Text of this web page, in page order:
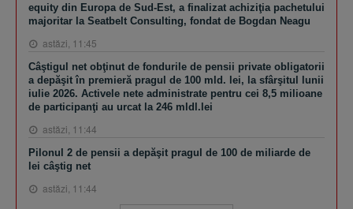
equity din Europa de Sud-Est, a finalizat achiziţia pachetului
majoritar la Seatbelt Consulting, fondat de Bogdan Neagu
astăzi, 11:45
Câştigul net obţinut de fondurile de pensii private obligatorii
a depăşit în premieră pragul de 100 mld. lei, la sfârşitul lunii
iulie 2026. Activele nete administrate pentru cei 8,5 milioane
de participanţi au urcat la 246 mldl.lei
astăzi, 11:44
Pilonul 2 de pensii a depăşit pragul de 100 de miliarde de
lei câştig net
astăzi, 11:44